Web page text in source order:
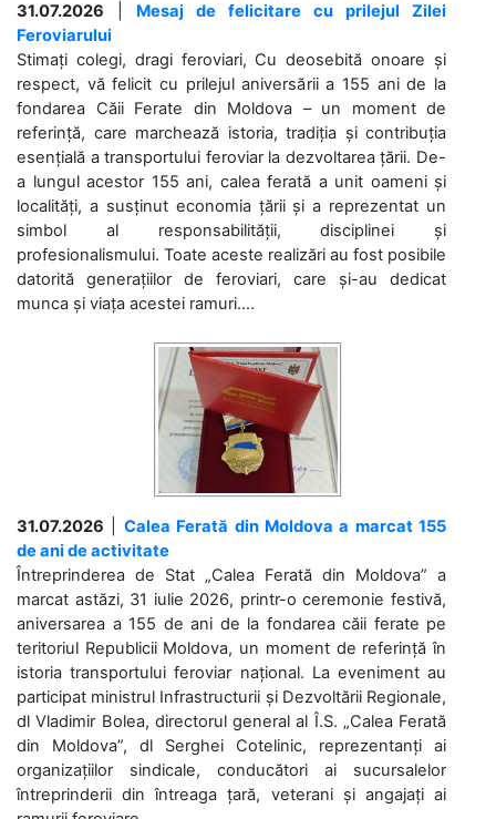
31.07.2026
Mesaj de felicitare cu prilejul Zilei
Feroviarului
Stimați colegi, dragi feroviari, Cu deosebită onoare și
respect, vă felicit cu prilejul aniversării a 155 ani de la
fondarea Căii Ferate din Moldova – un moment de
referință, care marchează istoria, tradiția și contribuția
esențială a transportului feroviar la dezvoltarea țării. De-
a lungul acestor 155 ani, calea ferată a unit oameni și
localități, a susținut economia țării și a reprezentat un
simbol al responsabilității, disciplinei și
profesionalismului. Toate aceste realizări au fost posibile
datorită generațiilor de feroviari, care și-au dedicat
munca și viața acestei ramuri....
31.07.2026
Calea Ferată din Moldova a marcat 155
de ani de activitate
Întreprinderea de Stat „Calea Ferată din Moldova” a
marcat astăzi, 31 iulie 2026, printr-o ceremonie festivă,
aniversarea a 155 de ani de la fondarea căii ferate pe
teritoriul Republicii Moldova, un moment de referință în
istoria transportului feroviar național. La eveniment au
participat ministrul Infrastructurii și Dezvoltării Regionale,
dl Vladimir Bolea, directorul general al Î.S. „Calea Ferată
din Moldova”, dl Serghei Cotelinic, reprezentanți ai
organizațiilor sindicale, conducători ai sucursalelor
întreprinderii din întreaga țară, veterani și angajați ai